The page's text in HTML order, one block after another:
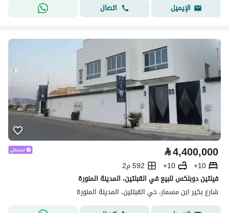
الإيميل
اتصال
⃁4,400,000
10+
10+
592 م2
فيلتين دوبلكس للبيع في القبلتين، المدينة المنورة
شارع بكير ابن مسمار، حي القبلتين، المدينة المنورة